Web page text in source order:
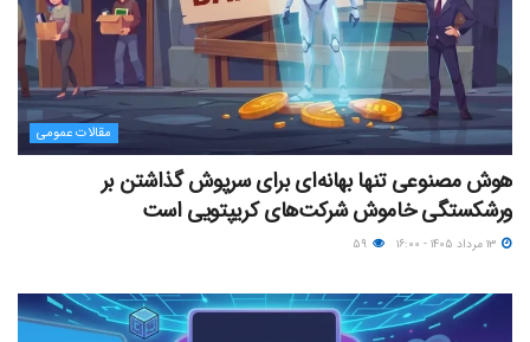
مقالات عمومی
هوش مصنوعی تنها بهانه‌ای برای سرپوش گذاشتن بر
ورشکستگی خاموش شرکت‌های کریپتویی است